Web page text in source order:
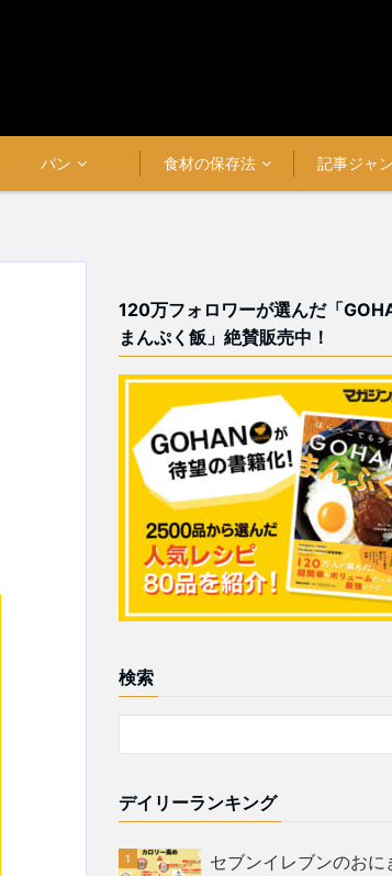
パン 食材の保存法 記事ジャ
120万フォロワーが選んだ「
まんぷく飯」絶賛販売中！
検索
デイリーランキング
セブンイレブンのおに